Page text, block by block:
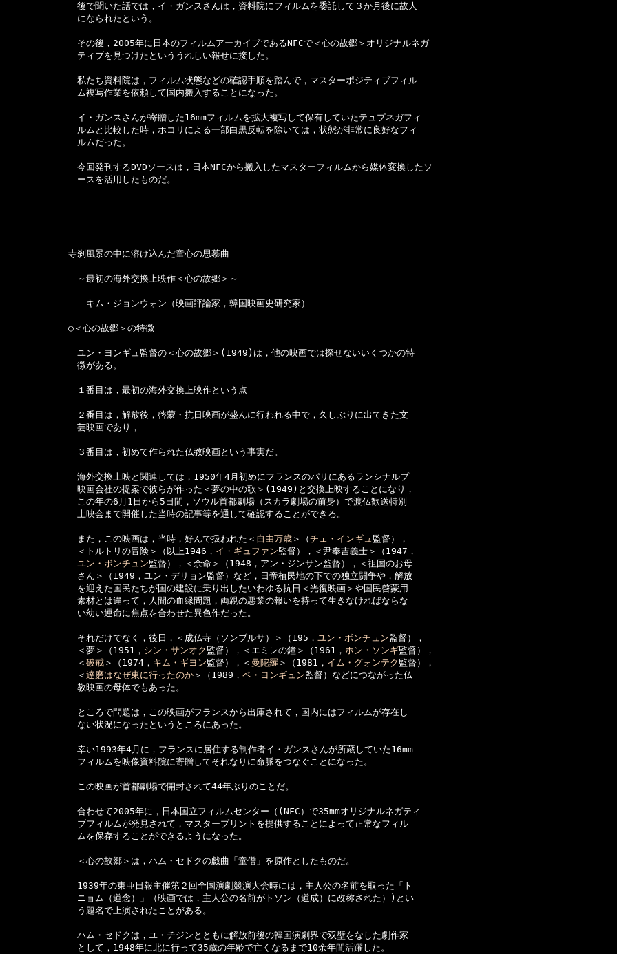
後で聞いた話では，イ・ガンスさんは，資料院にフィルムを委託して３か月後に故人
になられたという。
その後，2005年に日本のフィルムアーカイブであるNFCで＜心の故郷＞オリジナルネガ
ティブを見つけたといううれしい報せに接した。
私たち資料院は，フィルム状態などの確認手順を踏んで，マスターポジティブフィル
ム複写作業を依頼して国内搬入することになった。
イ・ガンスさんが寄贈した16mmフィルムを拡大複写して保有していたテュプネガフィ
ルムと比較した時，ホコリによる一部白黒反転を除いては，状態が非常に良好なフィ
ルムだった。
今回発刊するDVDソースは，日本NFCから搬入したマスターフィルムから媒体変換したソ
ースを活用したものだ。
寺刹風景の中に溶け込んだ童心の思慕曲
～最初の海外交換上映作＜心の故郷＞～
キム・ジョンウォン（映画評論家，韓国映画史研究家）
○＜心の故郷＞の特徴
ユン・ヨンギュ監督の＜心の故郷＞(1949)は，他の映画では探せないいくつかの特
徴がある。
１番目は，最初の海外交換上映作という点
２番目は，解放後，啓蒙・抗日映画が盛んに行われる中で，久しぶりに出てきた文
芸映画であり，
３番目は，初めて作られた仏教映画という事実だ。
海外交換上映と関連しては，1950年4月初めにフランスのパリにあるランシナルプ
映画会社の提案で彼らが作った＜夢の中の歌＞(1949)と交換上映することになり，
この年の6月1日から5日間，ソウル首都劇場（スカラ劇場の前身）で渡仏歓送特別
上映会まで開催した当時の記事等を通して確認することができる。
また，この映画は，当時，好んで扱われた＜ 自由万歳 ＞（チェ・インギュ 監督），
＜トルトリの冒険＞（以上1946， イ・ギュファン監督），＜尹奉吉義士＞（1947，
ユン・ボンチュン監督），＜余命＞（1948，アン・ジンサン監督），＜祖国のお母
さん＞（1949，ユン・デリョン監督）など，日帝植民地の下での独立闘争や，解放
を迎えた国民たちが国の建設に乗り出したいわゆる抗日＜光復映画＞や国民啓蒙用
素材とは違って，人間の血縁問題，両親の悪業の報いを持って生きなければならな
い幼い運命に焦点を合わせた異色作だった。
それだけでなく，後日，＜成仏寺（ソンブルサ）＞（195， ユン・ボンチュン監督），
＜夢＞（1951， シン・サンオク 監督），＜エミレの鐘＞（1961， ホン・ソンギ監督），
＜ 破戒 ＞（1974， キム・ギヨン監督），＜ 曼陀羅 ＞（1981， イム・グォンテク 監督），
＜ 達磨はなぜ東に行ったのか ＞（1989， ペ・ヨンギュン監督）などにつながった仏
教映画の母体でもあった。
ところで問題は，この映画がフランスから出庫されて，国内にはフィルムが存在し
ない状況になったというところにあった。
幸い1993年4月に，フランスに居住する制作者イ・ガンスさんが所蔵していた16mm
フィルムを映像資料院に寄贈してそれなりに命脈をつなぐことになった。
この映画が首都劇場で開封されて44年ぶりのことだ。
合わせて2005年に，日本国立フィルムセンター（(NFC）で35mmオリジナルネガティ
ブフィルムが発見されて，マスタープリントを提供することによって正常なフィル
ムを保存することができるようになった。
＜心の故郷＞は，ハム・セドクの戯曲「童僧」を原作としたものだ。
1939年の東亜日報主催第２回全国演劇競演大会時には，主人公の名前を取った「ト
ニョム（道念）」（映画では，主人公の名前がトソン（道成）に改称された）)とい
う題名で上演されたことがある。
ハム・セドクは，ユ・チジンとともに解放前後の韓国演劇界で双壁をなした劇作家
として，1948年に北に行って35歳の年齢で亡くなるまで10余年間活躍した。